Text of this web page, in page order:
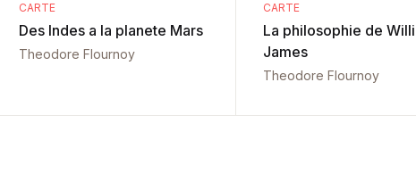
CARTE
Des Indes a la planete Mars
Theodore Flournoy
CARTE
La philosophie de
James
Theodore Flournoy